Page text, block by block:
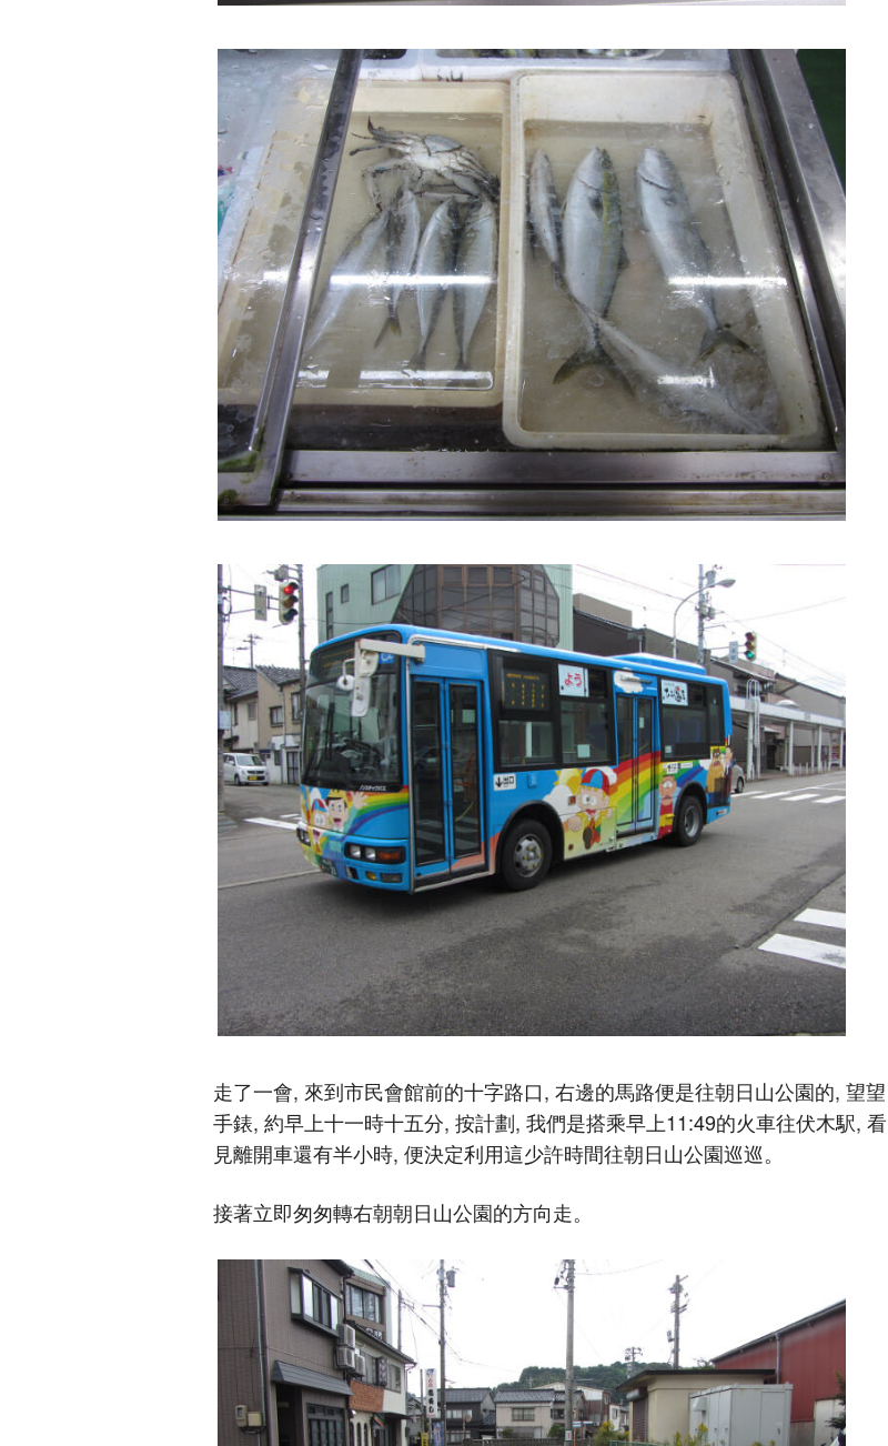
走了一會, 來到市民會館前的十字路口, 右邊的馬路便是往朝日山公園的, 望望
手錶, 約早上十一時十五分, 按計劃, 我們是搭乘早上11:49的火車往伏木駅, 看
見離開車還有半小時, 便決定利用這少許時間往朝日山公園巡巡。
接著立即匆匆轉右朝朝日山公園的方向走。